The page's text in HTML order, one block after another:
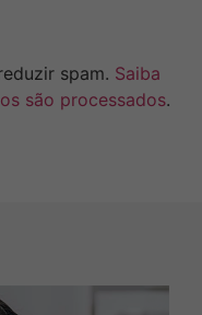
spam. Saiba
são processados.